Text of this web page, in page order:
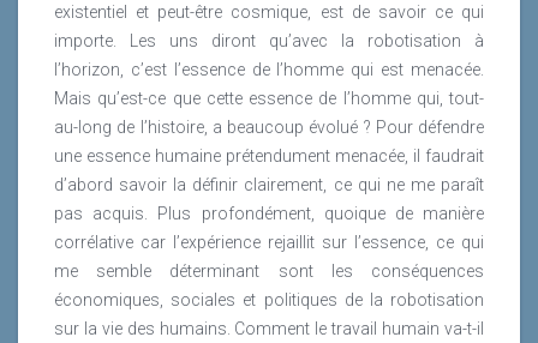
existentiel et peut-être cosmique, est de savoir ce qui
importe. Les uns diront qu’avec la robotisation à
l’horizon, c’est l’essence de l’homme qui est menacée.
Mais qu’est-ce que cette essence de l’homme qui, tout-
au-long de l’histoire, a beaucoup évolué ? Pour défendre
une essence humaine prétendument menacée, il faudrait
d’abord savoir la définir clairement, ce qui ne me paraît
pas acquis. Plus profondément, quoique de manière
corrélative car l’expérience rejaillit sur l’essence, ce qui
me semble déterminant sont les conséquences
économiques, sociales et politiques de la robotisation
sur la vie des humains. Comment le travail humain va-t-il